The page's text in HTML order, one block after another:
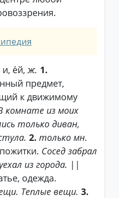
и, е́й,ж. 1.
предмет,
к движимому
комнате из моих
только диван,
2. только мн.
Сосед забрал
из города. ||
одежда.
Теплые вещи. 3.